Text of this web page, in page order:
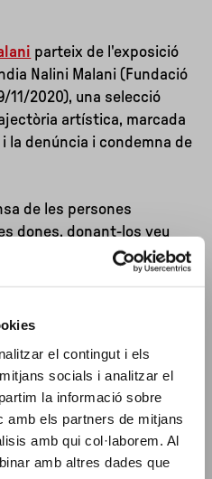
el contingut i els
socials i analitzar el
la informació sobre
amb els partners de mitjans
amb qui col·laborem. Al
amb altres dades que
parteix de l'exposició
Nalini Malani (Fundació
11/2020), una selecció
artística, marcada
la denúncia i condemna de
de les persones
dones, donant-los veu
tota la seva producció
aquesta
part de la seva
de Malani també han
i per les seves
psicòlogues,
literàries són una
i l'exposició a la Fundació
i versos de